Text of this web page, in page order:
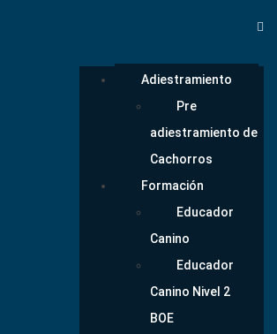
Adiestramiento
Pre
adiestramiento de
Cachorros
Formación
Educador
Canino
Educador
Canino Nivel 2
BOE